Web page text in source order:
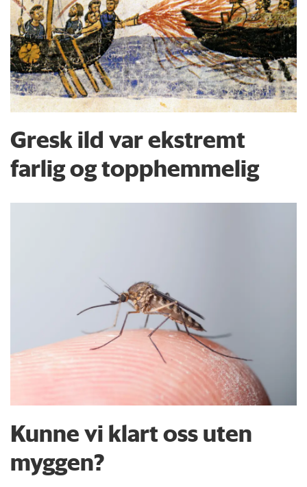
Gresk ild var ekstremt
farlig og topphemmelig
Kunne vi klart oss uten
myggen?